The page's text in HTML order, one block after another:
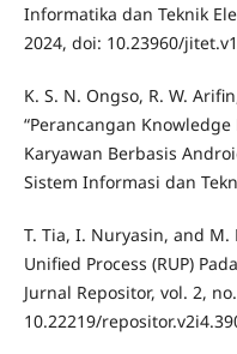
Informatika dan Teknik
2024, doi: 10.23960/
K. S. N. Ongso, R. W.
“Perancangan
Karyawan Berbasis
Sistem Informasi dan
T. Tia, I. Nuryasin, and M.
Unified Process (RUP)
Jurnal Repositor, vol. 2,
10.22219/